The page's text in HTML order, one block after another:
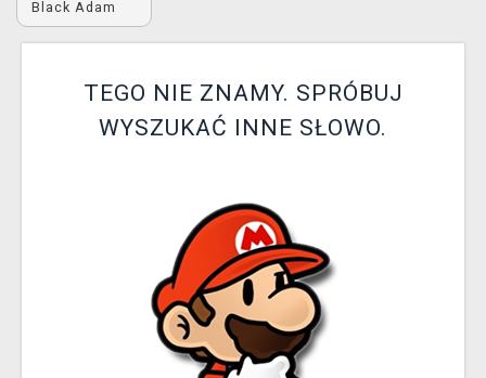
XZONE KLUB
Black Adam
TEGO NIE ZNAMY. SPRÓBUJ
WYSZUKAĆ INNE SŁOWO.